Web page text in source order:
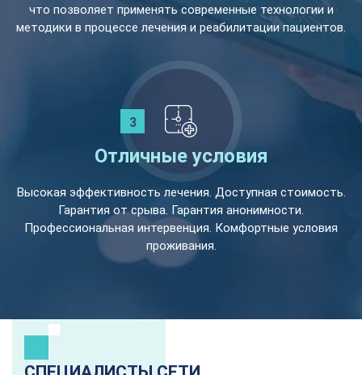
что позволяет применять современные технологии и
методики в процессе лечения и реабилитации пациентов.
Отличные условия
Высокая эффективность лечения. Доступная стоимость.
Гарантия от срыва. Гарантия анонимности.
Профессиональная интервенция. Комфортные условия
проживания.